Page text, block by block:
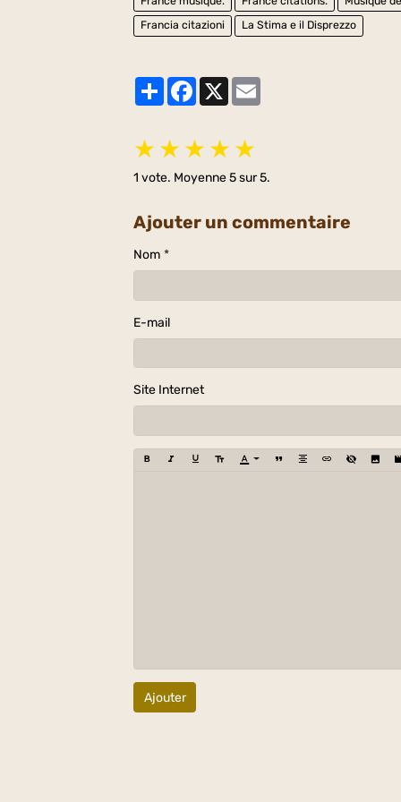
Francia citazioni
La Stima e il Disprezzo
PartagerFacebook
X
★ ★ ★ ★ ★
1 vote. Moyenne5sur 5.
Ajouter un commentaire
Nom
E-mail
Site Internet
Ajouter